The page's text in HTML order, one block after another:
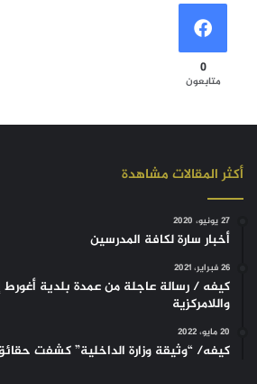
0
متابعون
أكثر المقالات مشاهدة
27 يونيو، 2020
أخبار سارة لكافة المدرسين
26 فبراير، 2021
كيفه / رسالة عاجلة من عمدة بلدية أغورط
واللامركزية
20 مايو، 2022
كيفه/ “وثيقة وزارة الداخلية” كشفت